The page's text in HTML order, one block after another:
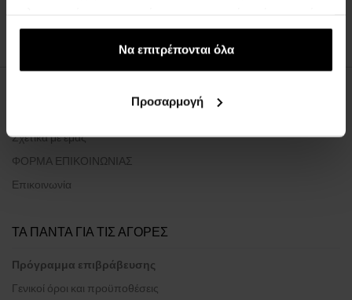
έχουν συλλέξει σε σχέση με την από μέρους σας χρήση
των υπηρεσιών τους.Να επιτρέπονται όλα
Προσαρμογή
ΣΧΕΤΙΚΑ ΜΕ ΤΗΝ ΕΤΑΙΡΕΙΑ
Σχετικά με εμάς
ΦΟΡΜΑ ΕΠΙΚΟΙΝΩΝΙΑΣ
Επικοινωνία
ΤΑ ΠΑΝΤΑ ΓΙΑ ΤΙΣ ΑΓΟΡΕΣ
Πρόγραμμα επιβράβευσης
Γενικοί όροι και προϋποθέσεις